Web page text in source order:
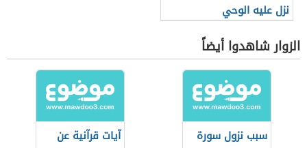
نزل عليه الوحي
الزوار شاهدوا أيضاً
سبب نزول سورة
آيات قرآنية عن